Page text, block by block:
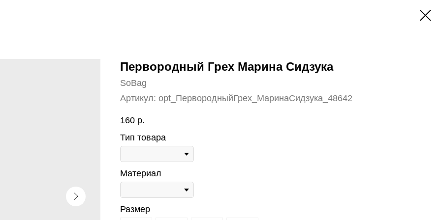
Первородный Грех Марина Сидзука
SoBag
Артикул: opt_ПервородныйГрех_МаринаСидзука_48642
160 р.
Тип товара
Материал
Размер